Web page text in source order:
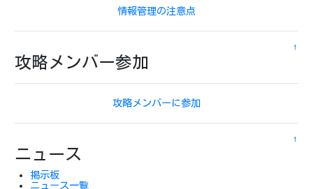
情報管理の注意点
↑
攻略メンバー参加
攻略メンバーに参加
↑
ニュース
掲示板
ニュース一覧